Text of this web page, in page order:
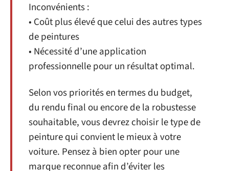
Inconvénients :
• Coût plus élevé que celui des autres types
de peintures
• Nécessité d’une application
professionnelle pour un résultat optimal.
Selon vos priorités en termes du budget,
du rendu final ou encore de la robustesse
souhaitable, vous devrez choisir le type de
peinture qui convient le mieux à votre
voiture. Pensez à bien opter pour une
marque reconnue afin d’éviter les